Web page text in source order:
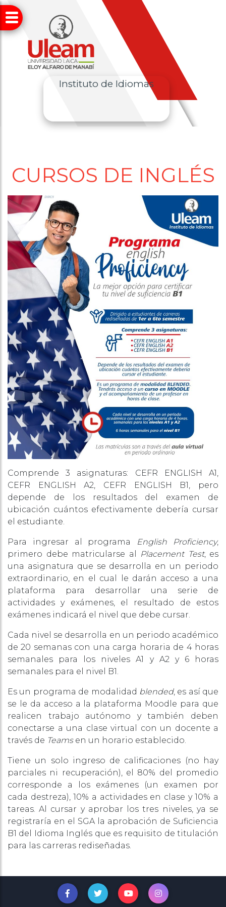
Instituto de Idiomas
CURSOS DE INGLÉS
Comprende 3 asignaturas: CEFR ENGLISH A1,
CEFR ENGLISH A2, CEFR ENGLISH B1, pero
depende de los resultados del examen de
ubicación cuántos efectivamente debería cursar
el estudiante.
Para ingresar al programa English Proficiency,
primero debe matricularse al
Placement Test, es
una asignatura que se desarrolla en un periodo
extraordinario, en el cual le darán acceso a una
plataforma para desarrollar una serie de
actividades y exámenes, el resultado de estos
exámenes indicará el nivel que debe cursar.
Cada nivel se desarrolla en un periodo académico
de 20 semanas con una carga horaria de 4 horas
semanales para los niveles A1 y A2 y 6 horas
semanales para el nivel B1.
Es un programa de modalidad blended, es así que
se le da acceso a la plataforma Moodle para que
realicen trabajo autónomo y también deben
conectarse a una clase virtual con un docente a
través de Teamsen un horario establecido.
Tiene un solo ingreso de calificaciones (no hay
parciales ni recuperación), el 80% del promedio
corresponde a los exámenes (un examen por
cada destreza), 10% a actividades en clase y 10% a
tareas. Al cursar y aprobar los tres niveles, ya se
registraría en el SGA la aprobación de Suficiencia
B1 del Idioma Inglés que es requisito de titulación
para las carreras rediseñadas.